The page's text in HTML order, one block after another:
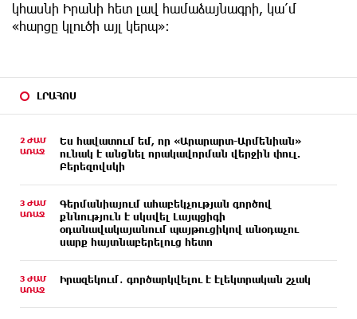
ԼՐԱՀՈՍ
2 ԺԱՄ
ԱՌԱՋ
Ես հավատում եմ, որ «Արարարտ-Արմենիան»
ունակ է անցնել որակավորման վերջին փուլ.
Բերեզովսկի
3 ԺԱՄ
ԱՌԱՋ
Գերմանիայում ահաբեկչության գործով
քննություն է սկսվել Լայպցիգի
օդանավակայանում պայթուցիկով անօդաչու
սարք հայտնաբերելուց հետո
3 ԺԱՄ
ԱՌԱՋ
Իրազեկում․ գործարկվելու է էլեկտրական շչակ
կհասնի Իրանի հետ լավ համաձայնագրի, կա՛մ
«հարցը կլուծի այլ կերպ»։